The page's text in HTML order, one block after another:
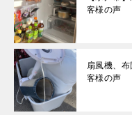
客様の声
扇風機、
客様の声